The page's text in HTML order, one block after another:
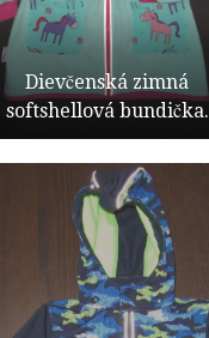
Dievčenská zimná
softshellová bundička.